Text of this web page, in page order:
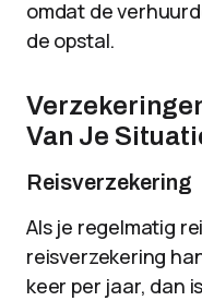
omdat de
de opstal.
Van Je
Reisverzekering
Als je regelmatig
reisverzekering
keer per jaar, dan